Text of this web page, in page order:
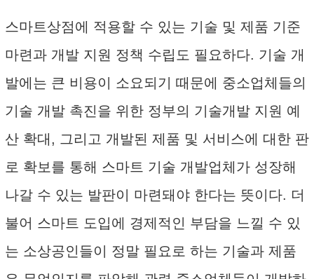
스마트상점에 적용할 수 있는 기술 및 제품 기준
마련과 개발 지원 정책 수립도 필요하다. 기술 개
발에는 큰 비용이 소요되기 때문에 중소업체들의
기술 개발 촉진을 위한 정부의 기술개발 지원 예
산 확대, 그리고 개발된 제품 및 서비스에 대한 판
로 확보를 통해 스마트 기술 개발업체가 성장해
나갈 수 있는 발판이 마련돼야 한다는 뜻이다. 더
불어 스마트 도입에 경제적인 부담을 느낄 수 있
는 소상공인들이 정말 필요로 하는 기술과 제품